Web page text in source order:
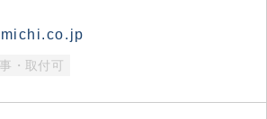
・取付可